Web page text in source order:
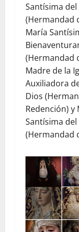
Santísima
(Hermandad
María
(Hermandad
Madre de la
Auxiliadora
Dios
Redención) y
Santísima del
(Hermandad